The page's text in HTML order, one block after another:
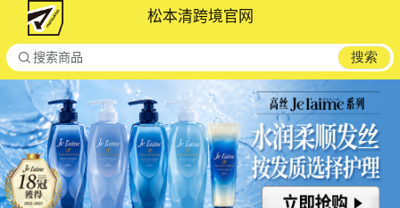
松本清跨境官网
 搜索商品 搜索